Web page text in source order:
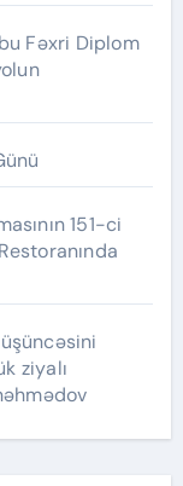
Fəxri Diplom
151-ci
ziyalı